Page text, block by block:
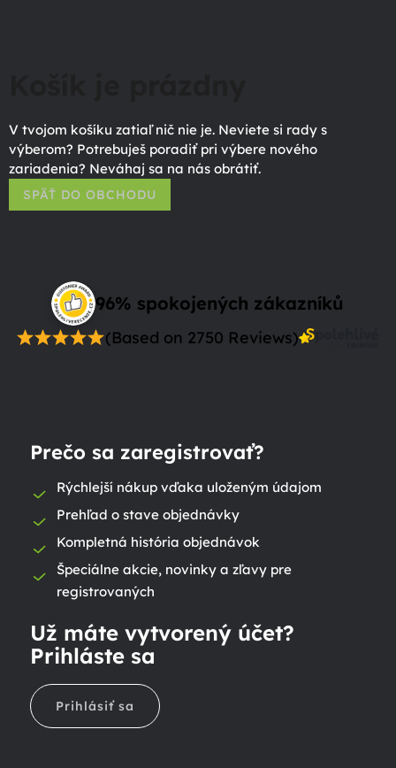
V tvojom košíku zatiaľ nič nie je. Neviete si rady s
výberom? Potrebuješ poradiť pri výbere nového
zariadenia? Neváhaj sa na nás obrátiť.
SPÄŤ DO OBCHODU
96% spokojených zákazníků
(Based on 2750 Reviews)
Prečo sa zaregistrovať?
Rýchlejší nákup vďaka uloženým údajom
Prehľad o stave objednávky
Kompletná história objednávok
Špeciálne akcie, novinky a zľavy pre
registrovaných
Už máte vytvorený účet?
Prihláste sa
Prihlásiť sa